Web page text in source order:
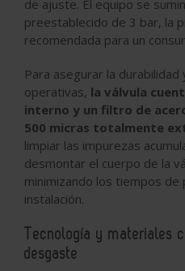
de ajuste. El equipo se
preestablecido de 3 bar, la
recomendada para un
Para asegurar la
operativas, la válvula
interno y un filtro de
500 micras totalmente
limpiar las impurezas
desmontar el cuerpo de la
minimizando los tiempos de
instalación.
Tecnología y materiales
desgaste